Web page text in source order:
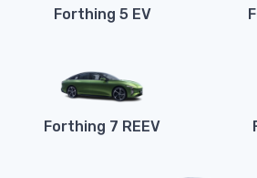
Forthing 5 EV
Forthing 7 REEV